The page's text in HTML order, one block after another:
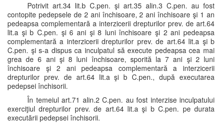
Potrivit art.34 lit.b C.pen. şi art.35 alin.3 C.pen. au fost
contopite pedepsele de 2 ani închisoare, 2 ani închisoare şi 1 an
pedeapsa complementară a interzicerii drepturilor prev. de art.64
lit.a şi b C.pen. şi 6 ani şi 8 luni închisoare şi 2 ani pedeapsa
complementară a interzicerii drepturilor prev. de art.64 lit.a şi b
C.pen. şi s-a dispus ca inculpatul să execute pedeapsa cea mai
grea de 6 ani şi 8 luni închisoare, sporită la 7 ani şi 2 luni
închisoare şi 2 ani pedeapsa complementară a interzicerii
drepturilor prev. de art.64 lit.a şi b C.pen., după executarea
pedepsei închisorii.
În temeiul art.71 alin.2 C.pen. au fost interzise inculpatului
exerciţiul drepturilor prev. de art.64 lit.a şi b C.pen. pe durata
executării pedepsei închisorii.